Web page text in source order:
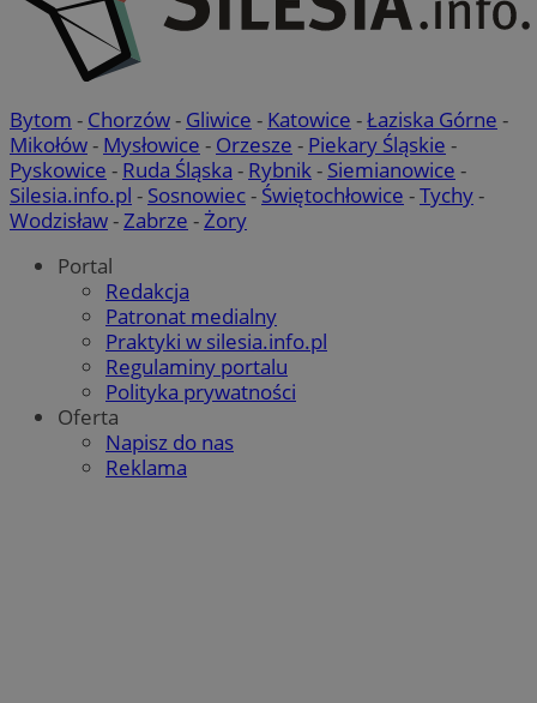
Bytom - Chorzów- Gliwice - Katowice -Łaziska Górne -
Mikołów- Mysłowice - Orzesze - Piekary Śląskie -
Pyskowice - Ruda Śląska - Rybnik- Siemianowice -
Silesia.info.pl - Sosnowiec- Świętochłowice -Tychy-
Wodzisław-Zabrze -Żory
Portal
Redakcja
Patronat medialny
Praktyki w silesia.info.pl
Regulaminy portalu
Polityka prywatności
Oferta
Napisz do nas
Reklama